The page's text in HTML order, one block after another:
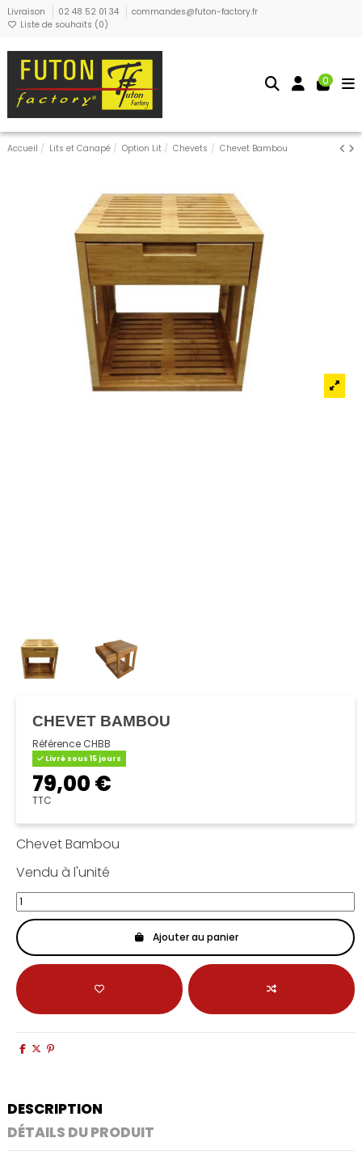
Livraison 02 48 52 01 34
commandes@futon-factory.fr
Liste de souhaits (0)
0
Accueil Lits et Canapé Option Lit Chevets Chevet Bambou
CHEVET BAMBOU
Référence CHBB
Livré sous 15 jours
79,00 €
TTC
Chevet Bambou
Vendu à l'unité
Ajouter au panier
DESCRIPTION
DÉTAILS DU PRODUIT